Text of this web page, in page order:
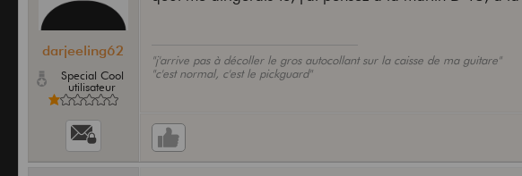
darjeeling62
Special Cool
utilisateur
"j'arrive pas à décoller le gros autocollant sur la caisse de ma guitare"
"c'est normal, c'est le pickguard"